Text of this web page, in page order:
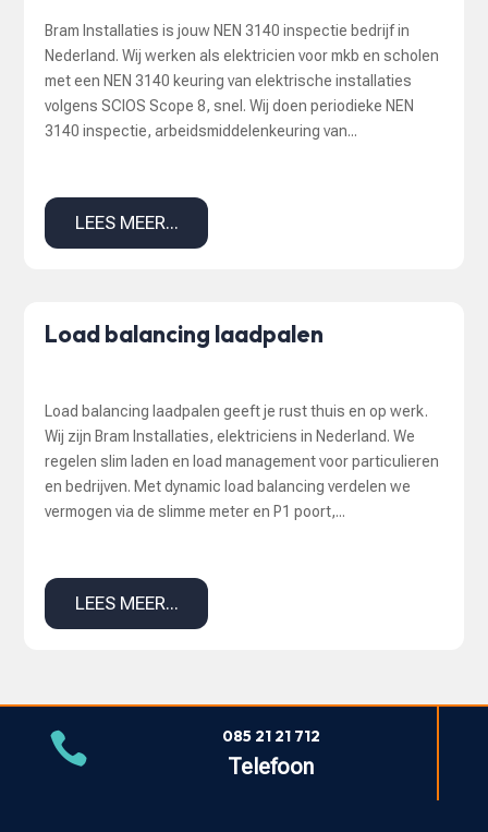
Bram Installaties is jouw NEN 3140 inspectie bedrijf in
Nederland. Wij werken als elektricien voor mkb en scholen
met een NEN 3140 keuring van elektrische installaties
volgens SCIOS Scope 8, snel. Wij doen periodieke NEN
3140 inspectie, arbeidsmiddelenkeuring van...
LEES MEER...
Load balancing laadpalen
Load balancing laadpalen geeft je rust thuis en op werk.
Wij zijn Bram Installaties, elektriciens in Nederland. We
regelen slim laden en load management voor particulieren
en bedrijven. Met dynamic load balancing verdelen we
vermogen via de slimme meter en P1 poort,...
LEES MEER...
 085 21 21 712
Telefoon